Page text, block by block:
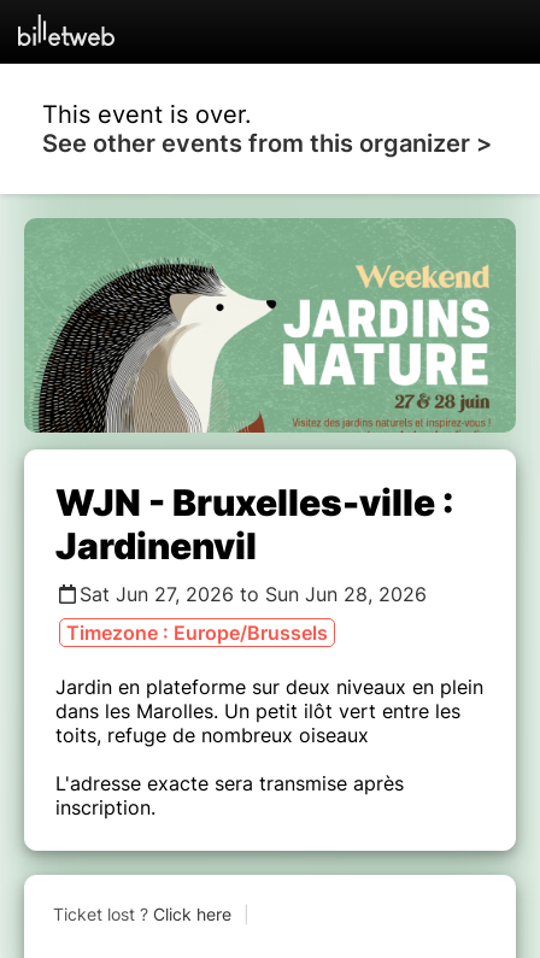
This event is over.
See other events from this organizer >
WJN - Bruxelles-ville :
Jardinenvil
Sat Jun 27, 2026 to Sun Jun 28, 2026
Timezone : Europe/Brussels
Jardin en plateforme sur deux niveaux en plein
dans les Marolles. Un petit ilôt vert entre les
toits, refuge de nombreux oiseaux
L'adresse exacte sera transmise après
inscription.